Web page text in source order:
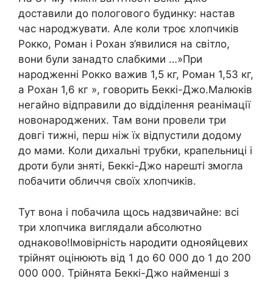
доставили до пологового будинку: настав
час народжувати. Але коли троє хлопчиків
Рокко, Роман і Рохан з’явилися на світло,
вони були занадто слабкими …»При
народженні Рокко важив 1,5 кг, Роман 1,53 кг,
а Рохан 1,6 кг », говорить Беккі-Джо.Малюків
негайно відправили до відділення реанімації
новонароджених. Там вони провели три
довгі тижні, перш ніж їх відпустили додому
до мами. Коли дихальні трубки, крапельниці і
дроти були зняті, Беккі-Джо нарешті змогла
побачити обличчя своїх хлопчиків.
Тут вона і побачила щось надзвичайне: всі
три хлопчика виглядали абсолютно
однаково!Імовірність народити однояйцевих
трійнят оцінюють від 1 до 60 000 до 1 до 200
000 000. Трійнята Беккі-Джо найменші з